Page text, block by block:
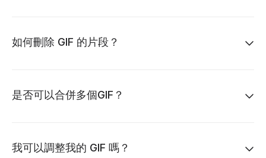
如何刪除 GIF 的片段？
是否可以合併多個GIF？
我可以調整我的 GIF 嗎？